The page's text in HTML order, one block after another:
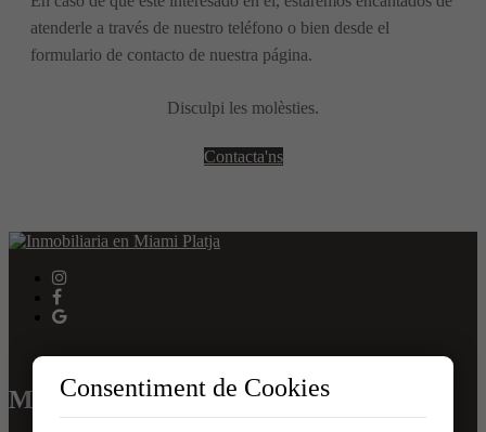
atenderle a través de nuestro teléfono o bien desde el
formulario de contacto de nuestra página.
Disculpi les molèsties.
Contacta'ns
MENÚConsentiment de Cookies